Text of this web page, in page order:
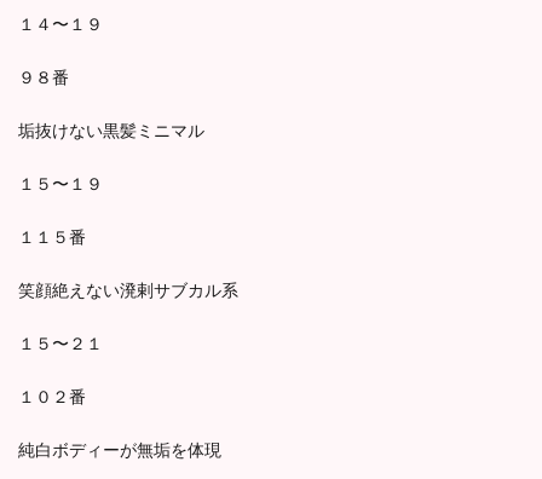
１４〜１９
９８番
垢抜けない黒髪ミニマル
１５〜１９
１１５番
笑顔絶えない溌剌サブカル系
１５〜２１
１０２番
純白ボディーが無垢を体現